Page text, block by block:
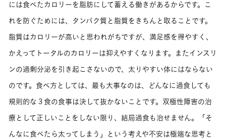
には食べたカロリーを脂肪にして蓄える働きがあるからです。こ
れを防ぐためには、タンパク質と脂質をきちんと取ることです。
脂質はカロリーが高いと思われがちですが、満足感を得やすく、
かえってトータルのカロリーは抑えやすくなります。またインスリ
ンの過剰分泌を引き起こさないので、太りやすい体にはならない
のです。食べ方としては、最も大事なのは、どんなに過食しても
規則的な３食の食事は決して抜かないことです。双極性障害の治
療として正しいことをしない限り、結局過食も治せません。「そ
んなに食べたら太ってしまう」という考えや不安は極端な思考と